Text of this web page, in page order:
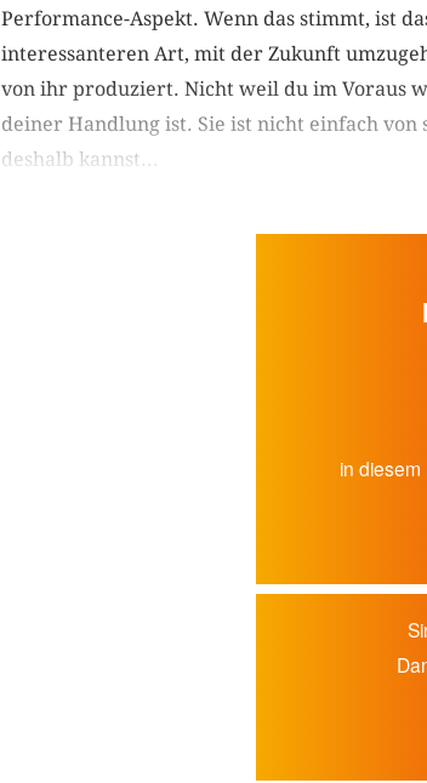
Performance-Aspekt. Wenn das stimmt, ist
interes­santeren Art, mit der Zukunft
von ihr produziert. Nicht weil du im Voraus
deiner Handlung ist. Sie ist nicht einfach
deshalb kannst...
in